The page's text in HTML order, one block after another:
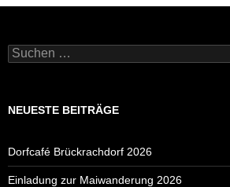
Suchen
nach:
NEUESTE BEITRÄGE
Dorfcafé Brückrachdorf 2026
Einladung zur Maiwanderung 2026